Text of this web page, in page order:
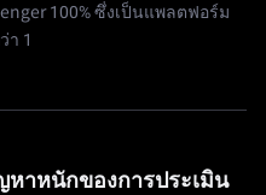
100% ซึ่งเป็นแพลตฟอร์ม
า 1
าหนักของการประเมิน